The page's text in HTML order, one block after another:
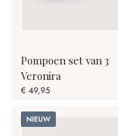
Pompoen set van 3
Veronira
€ 49,95
Nieuw